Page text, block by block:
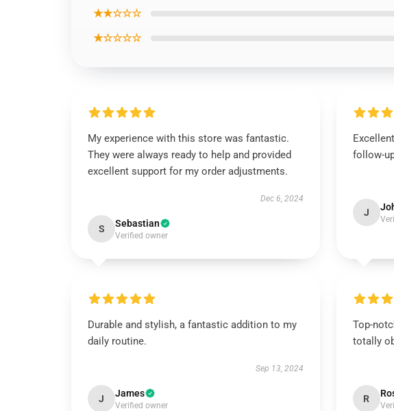
★★☆☆☆
★☆☆☆☆
My experience with this store was fantastic.
They were always ready to help and provided
excellent support for my order adjustments.
Dec 6, 2024
S Sebastian
Verified owner
follow-
J
Durable and stylish, a fantastic addition to my
daily routine.
Sep 13, 2024
J James
Verified owner
Top-
totally
R